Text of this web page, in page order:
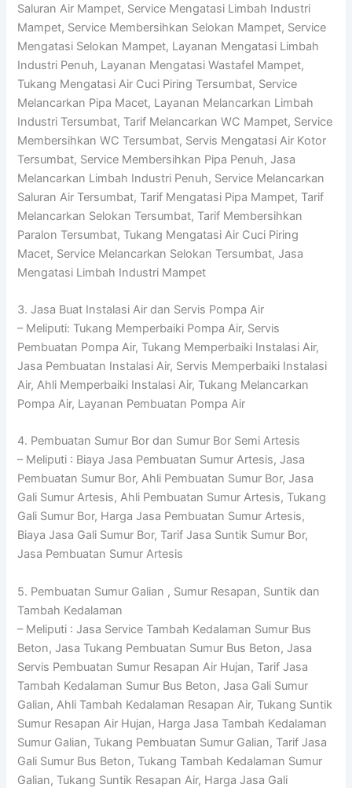
Saluran Air Mampet, Service Mengatasi Limbah Industri
Mampet, Service Membersihkan Selokan Mampet, Service
Mengatasi Selokan Mampet, Layanan Mengatasi Limbah
Industri Penuh, Layanan Mengatasi Wastafel Mampet,
Tukang Mengatasi Air Cuci Piring Tersumbat, Service
Melancarkan Pipa Macet, Layanan Melancarkan Limbah
Industri Tersumbat, Tarif Melancarkan WC Mampet, Service
Membersihkan WC Tersumbat, Servis Mengatasi Air Kotor
Tersumbat, Service Membersihkan Pipa Penuh, Jasa
Melancarkan Limbah Industri Penuh, Service Melancarkan
Saluran Air Tersumbat, Tarif Mengatasi Pipa Mampet, Tarif
Melancarkan Selokan Tersumbat, Tarif Membersihkan
Paralon Tersumbat, Tukang Mengatasi Air Cuci Piring
Macet, Service Melancarkan Selokan Tersumbat, Jasa
Mengatasi Limbah Industri Mampet
3. Jasa Buat Instalasi Air dan Servis Pompa Air
– Meliputi: Tukang Memperbaiki Pompa Air, Servis
Pembuatan Pompa Air, Tukang Memperbaiki Instalasi Air,
Jasa Pembuatan Instalasi Air, Servis Memperbaiki Instalasi
Air, Ahli Memperbaiki Instalasi Air, Tukang Melancarkan
Pompa Air, Layanan Pembuatan Pompa Air
4. Pembuatan Sumur Bor dan Sumur Bor Semi Artesis
– Meliputi : Biaya Jasa Pembuatan Sumur Artesis, Jasa
Pembuatan Sumur Bor, Ahli Pembuatan Sumur Bor, Jasa
Gali Sumur Artesis, Ahli Pembuatan Sumur Artesis, Tukang
Gali Sumur Bor, Harga Jasa Pembuatan Sumur Artesis,
Biaya Jasa Gali Sumur Bor, Tarif Jasa Suntik Sumur Bor,
Jasa Pembuatan Sumur Artesis
5. Pembuatan Sumur Galian , Sumur Resapan, Suntik dan
Tambah Kedalaman
– Meliputi : Jasa Service Tambah Kedalaman Sumur Bus
Beton, Jasa Tukang Pembuatan Sumur Bus Beton, Jasa
Servis Pembuatan Sumur Resapan Air Hujan, Tarif Jasa
Tambah Kedalaman Sumur Bus Beton, Jasa Gali Sumur
Galian, Ahli Tambah Kedalaman Resapan Air, Tukang Suntik
Sumur Resapan Air Hujan, Harga Jasa Tambah Kedalaman
Sumur Galian, Tukang Pembuatan Sumur Galian, Tarif Jasa
Gali Sumur Bus Beton, Tukang Tambah Kedalaman Sumur
Galian, Tukang Suntik Resapan Air, Harga Jasa Gali